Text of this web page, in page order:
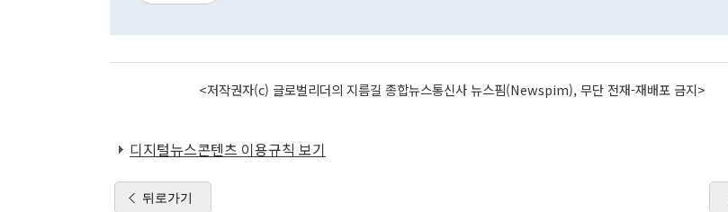
<저작권자(c) 글로벌리더의 지름길 종합뉴스통신사 뉴스핌(Newspim), 무단 전재-재배포 금지>
디지털뉴스콘텐츠 이용규칙 보기
뒤로가기